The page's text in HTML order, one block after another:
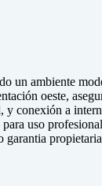
un ambiente
oeste,
conexión a
uso